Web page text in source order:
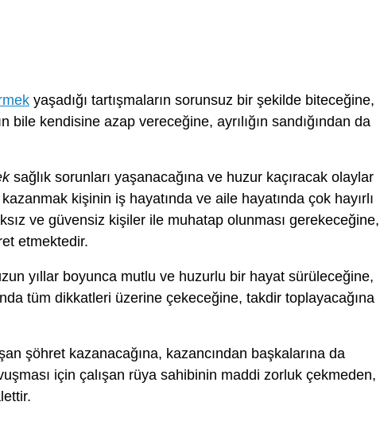
yaşadığı tartışmaların sorunsuz bir şekilde biteceğine,
bile kendisine azap vereceğine, ayrılığın sandığından da
sağlık sorunları yaşanacağına ve huzur kaçıracak olaylar
kişinin iş hayatında ve aile hayatında çok hayırlı
ve güvensiz kişiler ile muhatap olunması gerekeceğine,
etmektedir.
yıllar boyunca mutlu ve huzurlu bir hayat sürüleceğine,
tüm dikkatleri üzerine çekeceğine, takdir toplayacağına
şöhret kazanacağına, kazancından başkalarına da
için çalışan rüya sahibinin maddi zorluk çekmeden,